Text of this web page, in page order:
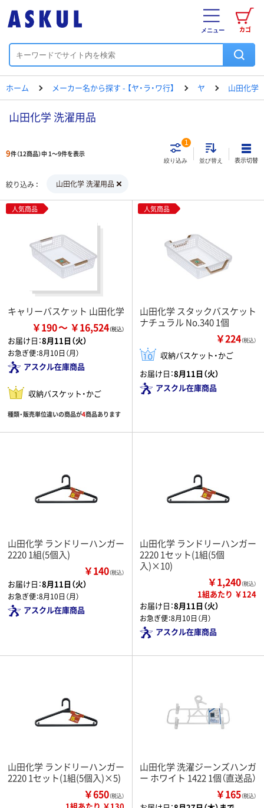
カゴ
メニュー
ホーム メーカー名から探す - 【ヤ・ラ・ワ行】 ヤ 山田化学
山田化学 洗濯用品
9件（12商品）中 1～9件を表示
絞り込み
1
並び替え 表示切替
絞り込み 山田化学 洗濯用品
人気商品
キャリーバスケット 山田化学
￥190 ￥16,524
お届け日：8月11日（火）
お急ぎ便：8月10日（月）
アスクル在庫商品
収納バスケット・かご
種類・販売単位違いの商品が4商品あります
人気商品
山田化学 スタックバスケット
ナチュラル No.340 1個
￥224（税込）
収納バスケット・かご
お届け日：8月11日（火）
アスクル在庫商品
山田化学 ランドリーハンガー
2220 1組(5個入)
￥140（税込）
お届け日：8月11日（火）
お急ぎ便：8月10日（月）
アスクル在庫商品
山田化学 ランドリーハンガー
2220 1セット(1組(5個
入)×10)
￥1,240（税込）
1組あたり ￥124
お届け日：8月11日（火）
お急ぎ便：8月10日（月）
アスクル在庫商品
山田化学 ランドリーハンガー
2220 1セット(1組(5個入)×5)
￥650（税込）
山田化学 洗濯ジーンズハンガ
ー ホワイト 1422 1個（直送品）
￥165（税込）